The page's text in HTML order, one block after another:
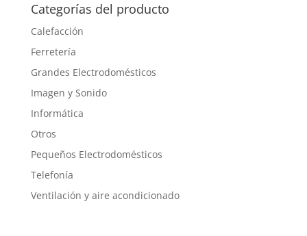
Categorías del producto
Calefacción
Ferretería
Grandes Electrodomésticos
Imagen y Sonido
Informática
Otros
Pequeños Electrodomésticos
Telefonía
Ventilación y aire acondicionado